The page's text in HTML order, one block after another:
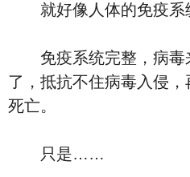
就好像人体的免疫系
免疫系统完整，病毒
了，抵抗不住病毒入侵
死亡。
只是……